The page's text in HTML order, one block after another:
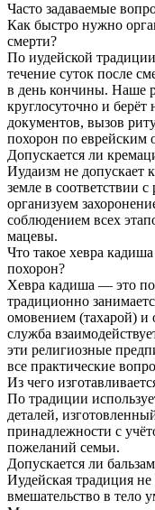
Часто задаваемые
Как быстро нужно
смерти?
По иудейской
течение суток после
в день кончины. Наше
круглосуточно и
документов, вызов
похорон по еврейским
Допускается ли
Иудаизм не допускает
земле в соответствии
организуем
соблюдением всех
мацевы.
Что такое хевра
похорон?
Хевра кадиша — это
традиционно
омовением (тахарой) и
служба
эти религиозные
все практические
Из чего
По традиции
деталей,
принадлежности с
пожеланий семьи.
Допускается ли
Иудейская традиция
вмешательство в тело